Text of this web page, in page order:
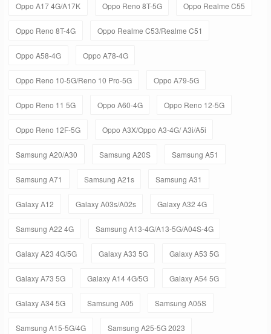
Oppo A17 4G/A17K Oppo Reno 8T-5G Oppo Realme C55
Oppo Reno 8T-4G Oppo Realme C53/Realme C51
Oppo A58-4G Oppo A78-4G
Oppo Reno 10-5G/Reno 10 Pro-5G Oppo A79-5G
Oppo Reno 11 5G Oppo A60-4G Oppo Reno 12-5G
Oppo Reno 12F-5G Oppo A3X/Oppo A3-4G/ A3i/A5i
Samsung A20/A30 Samsung A20S Samsung A51
Samsung A71 Samsung A21s Samsung A31
Galaxy A12 Galaxy A03s/A02s Galaxy A32 4G
Samsung A22 4G Samsung A13-4G/A13-5G/A04S-4G
Galaxy A23 4G/5G Galaxy A33 5G Galaxy A53 5G
Galaxy A73 5G Galaxy A14 4G/5G Galaxy A54 5G
Galaxy A34 5G Samsung A05 Samsung A05S
Samsung A15-5G/4G Samsung A25-5G 2023